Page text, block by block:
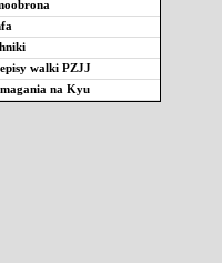
walki PZJJ
na Kyu